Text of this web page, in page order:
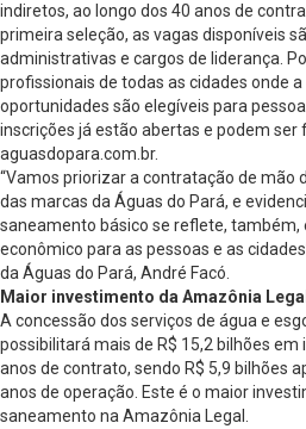
indiretos, ao longo dos 40 anos de
primeira seleção, as vagas disponíveis
administrativas e cargos de liderança.
profissionais de todas as cidades onde
oportunidades são elegíveis para
inscrições já estão abertas e podem ser
aguasdopara.com.br.
“Vamos priorizar a contratação de mão
das marcas da Águas do Pará, e
saneamento básico se reflete, também,
econômico para as pessoas e as
da Águas do Pará, André Facó.
Maior investimento da Amazônia Legal
A concessão dos serviços de água e
possibilitará mais de R$ 15,2 bilhões
anos de contrato, sendo R$ 5,9 bilhões
anos de operação. Este é o maior
saneamento na Amazônia Legal.